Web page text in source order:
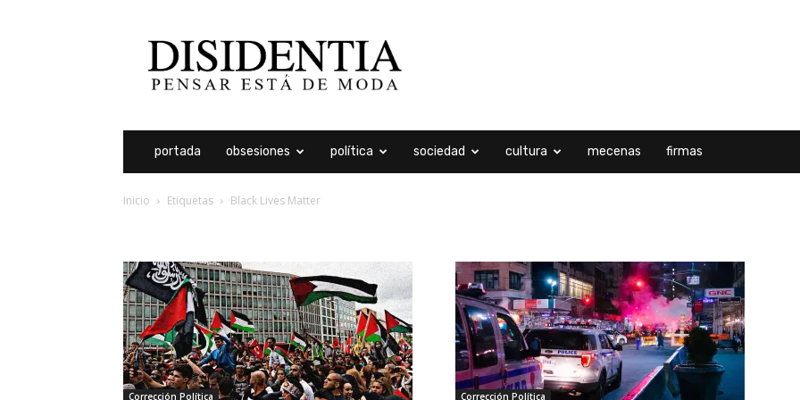
portada obsesiones política sociedad cultura mecenas firmas
Inicio Etiquetas Black Lives Matter
Corrección Política Corrección Política